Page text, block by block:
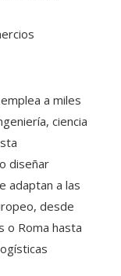
a miles
ciencia
diseñar
adaptan a las
desde
o Roma hasta